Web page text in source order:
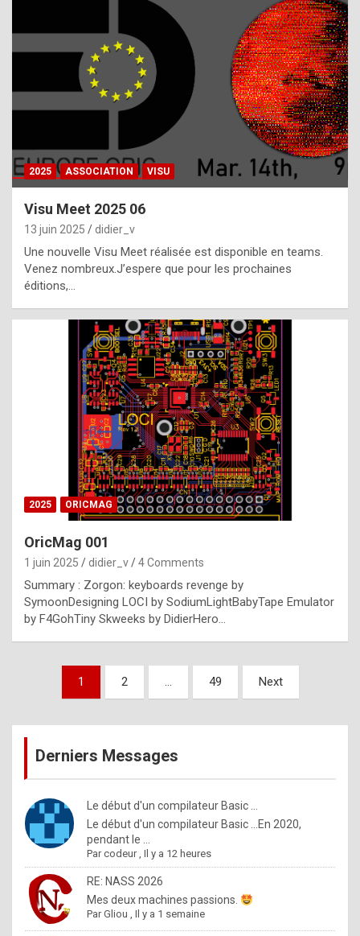
h
a
t
t
e
b
e
s
t
p
h
o
n
y
l
e
x
a
%
m
a
d
b
y
2025 ASSOCIATION VISU
Visu Meet 2025 06
13 juin 2025 didier_v
Une nouvelle Visu Meet réalisée est disponible en teams.
Venez nombreux.J’espere que pour les prochaines
éditions,…
2025 ORICMAG
OricMag 001
1 juin 2025 didier_v 4 Comments
Summary : Zorgon: keyboards revenge by
SymoonDesigning LOCI by SodiumLightBabyTape Emulator
by F4GohTiny Skweeks by DidierHero…
Pagination
publications
1 2 … 49 Next
Derniers Messages
Le début d'un compilateur Basic ...
Le début d'un compilateur Basic ...En 2020,
pendant le ...
Parcodeur,Il y a 12 heures
RE: NASS 2026
Mes deux machines passions.
ParGliou ,Il y a 1 semaine